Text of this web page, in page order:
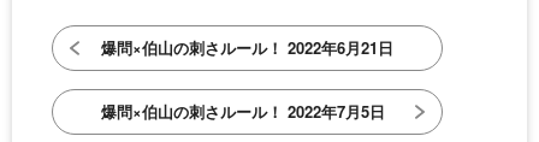
爆問×伯山の刺さルール！ 2022年6月21日
爆問×伯山の刺さルール！ 2022年7月5日